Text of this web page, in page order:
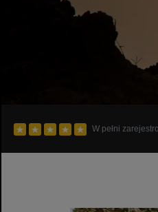
W pełni